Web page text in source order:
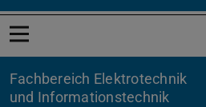
Menü öffnen
Fachbereich Elektrotechnik
und Informationstechnik